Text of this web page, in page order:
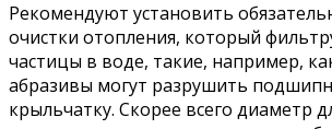
Рекомендуют установить
очистки отопления, который
частицы в воде, такие, например,
абразивы могут разрушить
крыльчатку. Скорее всего диаметр